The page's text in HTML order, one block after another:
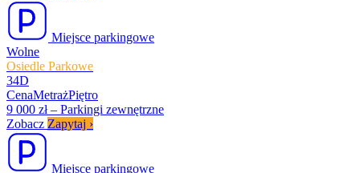
Miejsce parkingowe
Wolne
Osiedle Parkowe
34D
CenaMetrażPiętro
9 000 zł – Parkingi zewnętrzne
Zobacz Zapytaj ›
Miejsce parkingowe